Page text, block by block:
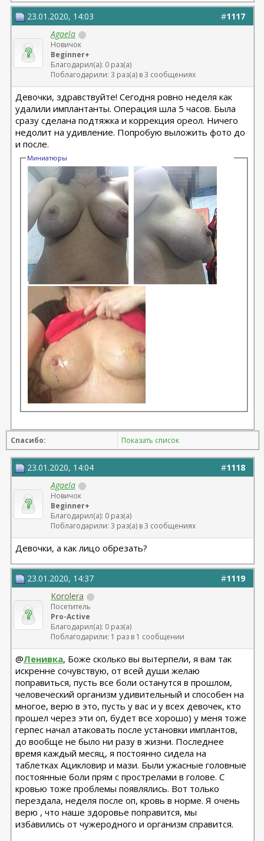
#1117
23.01.2020, 14:03
Agaela
Новичок
Beginner+
Благодарил(а): 0 раз(а)
Поблагодарили: 3 раз(а) в 3 сообщениях
Девочки, здравствуйте! Сегодня ровно неделя как
удалили имплантанты. Операция шла 5 часов. Была
сразу сделана подтяжка и коррекция ореол. Ничего
недолит на удивление. Попробую выложить фото до
и после.
Миниатюры
Спасибо: Показать список
#1118
23.01.2020, 14:04
Agaela
Новичок
Beginner+
Благодарил(а): 0 раз(а)
Поблагодарили: 3 раз(а) в 3 сообщениях
Девочки, а как лицо обрезать?
#1119
23.01.2020, 14:37
Korolera
Посетитель
Pro-Active
Благодарил(а): 0 раз(а)
Поблагодарили: 1 раз в 1 сообщении
@Ленивка, Боже сколько вы вытерпели, я вам так
искренне сочувствую, от всей души желаю
поправиться, пусть все боли останутся в прошлом,
человеческий организм удивительный и способен на
многое, верю в это, пусть у вас и у всех девочек, кто
прошел через эти оп, будет все хорошо) у меня тоже
герпес начал атаковать после установки имплантов,
до вообще не было ни разу в жизни. Последнее
время каждый месяц, я постоянно сидела на
таблетках Ацикловир и мази. Были ужасные головные
постоянные боли прям с прострелами в голове. С
кровью тоже проблемы появлялись. Вот только
перездала, неделя после оп, кровь в норме. Я очень
верю , что наше здоровье поправится, мы
избавились от чужеродного и организм справится.